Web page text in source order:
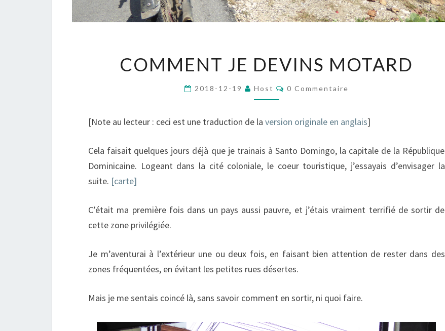
JE
COMMENT JE DEVINS MOTARD
2018-12-19 Host Commentaires
0 Commentaire
[Note au lecteur : ceci est une traduction de la version originale en anglais]
Cela faisait quelques jours déjà que je trainais à Santo Domingo, la capitale de la République
Dominicaine. Logeant dans la cité coloniale, le coeur touristique, j’essayais d’envisager la
suite. [carte]
C’était ma première fois dans un pays aussi pauvre, et j’étais vraiment terrifié de sortir de
cette zone privilégiée.
Je m’aventurai à l’extérieur une ou deux fois, en faisant bien attention de rester dans des
zones fréquentées, en évitant les petites rues désertes.
Mais je me sentais coincé là, sans savoir comment en sortir, ni quoi faire.